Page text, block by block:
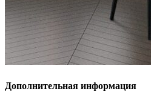
Дополнительная информация